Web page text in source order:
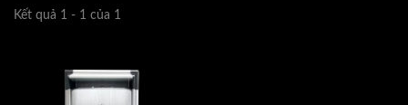
Kết quả 1 - 1 của 1